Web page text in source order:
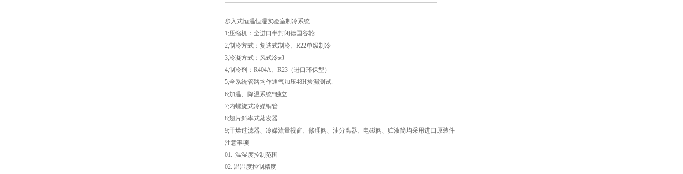
步入式恒温恒湿实验室制冷系统
1;压缩机：全进口半封闭德国谷轮
2;制冷方式：复迭式制冷、R22单级制冷
3;冷凝方式：风式冷却
4;制冷剂：R404A、R23（进口环保型）
5;全系统管路均作通气加压48H捡漏测试.
6;加温、降温系统*独立
7;内螺旋式冷媒铜管.
8;翅片斜率式蒸发器
9;干燥过滤器、冷媒流量视窗、修理阀、油分离器、电磁阀、贮液筒均采用进口原装件
注意事项
01. 温湿度控制范围
02. 温湿度控制精度